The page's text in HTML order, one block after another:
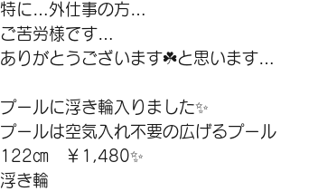
特に…外仕事の方…
ご苦労様です…
ありがとうございます☘️と思います…
プールに浮き輪入りました✨
プールは空気入れ不要の広げるプール
122㎝　￥1,480✨
浮き輪